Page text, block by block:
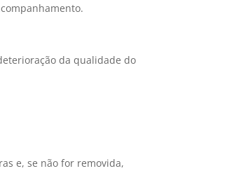
da qualidade do
e, se não for removida,